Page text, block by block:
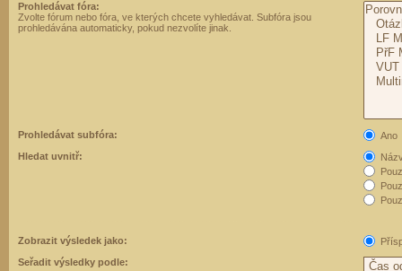
Prohledávat fóra:
Zvolte fórum nebo fóra, ve kterých chcete vyhledávat. Subfóra jsou
prohledávána automaticky, pokud nezvolíte jinak.
Prohledávat subfóra:
Ano
Hledat uvnitř:
Zobrazit výsledek jako:
Seřadit výsledky podle: